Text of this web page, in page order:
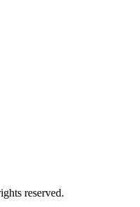
reserved.